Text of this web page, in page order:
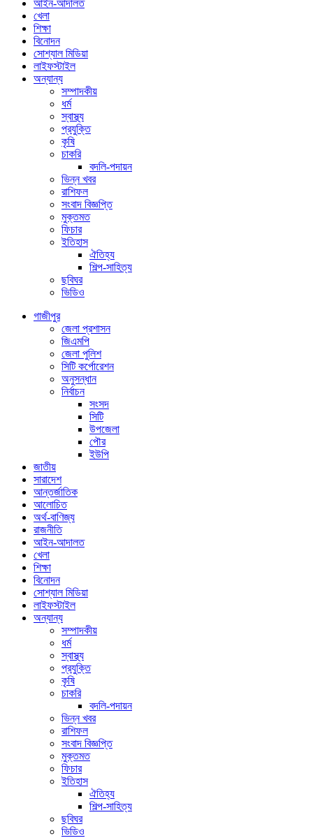
আইন-আদালত
খেলা
শিক্ষা
বিনোদন
সোশ্যাল মিডিয়া
লাইফস্টাইল
অন্যান্য
সম্পাদকীয়
ধর্ম
স্বাস্থ্য
প্রযুক্তি
কৃষি
চাকরি
বদলি-পদায়ন
ভিন্ন খবর
রাশিফল
সংবাদ বিজ্ঞপ্তি
মুক্তমত
ফিচার
ইতিহাস
ঐতিহ্য
শিল্প-সাহিত্য
ছবিঘর
ভিডিও
গাজীপুর
জেলা প্রশাসন
জিএমপি
জেলা পুলিশ
সিটি কর্পোরেশন
অনুসন্ধান
নির্বাচন
সংসদ
সিটি
উপজেলা
পৌর
ইউপি
জাতীয়
সারাদেশ
আন্তর্জাতিক
আলোচিত
অর্থ-বাণিজ্য
রাজনীতি
আইন-আদালত
খেলা
শিক্ষা
বিনোদন
সোশ্যাল মিডিয়া
লাইফস্টাইল
অন্যান্য
সম্পাদকীয়
ধর্ম
স্বাস্থ্য
প্রযুক্তি
কৃষি
চাকরি
বদলি-পদায়ন
ভিন্ন খবর
রাশিফল
সংবাদ বিজ্ঞপ্তি
মুক্তমত
ফিচার
ইতিহাস
ঐতিহ্য
শিল্প-সাহিত্য
ছবিঘর
ভিডিও